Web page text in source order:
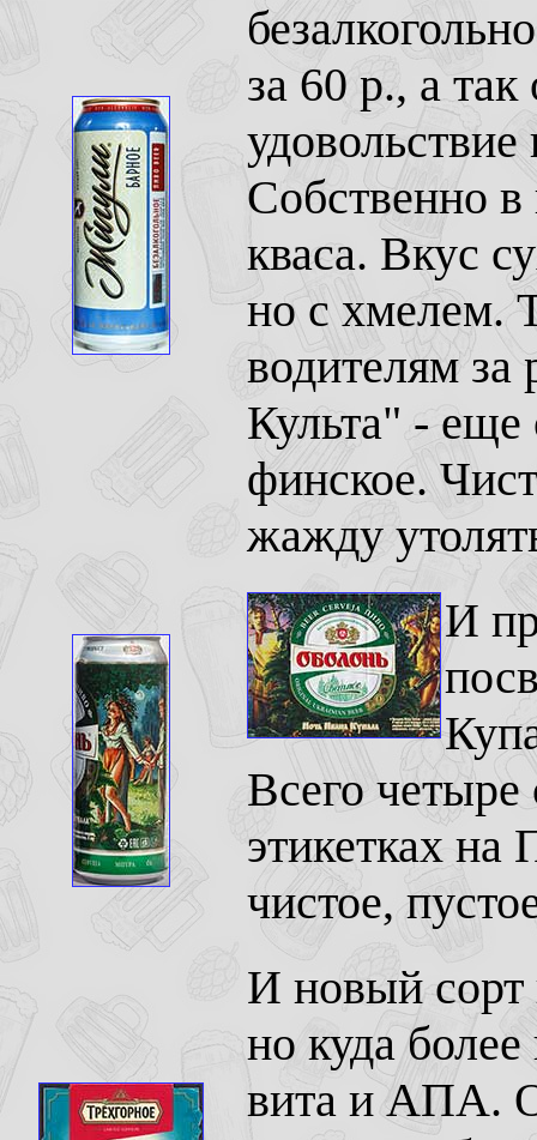
за 60 р., а
Собственно в
кваса. Вкус
но с хмелем.
водителям
Культа" - еще
финское.
жажду
И
Всего
этикетках
чистое,
И новый сорт
но куда
вита и АПА.